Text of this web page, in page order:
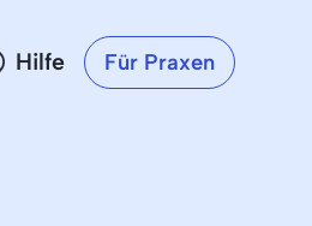
Hilfe Für Praxen